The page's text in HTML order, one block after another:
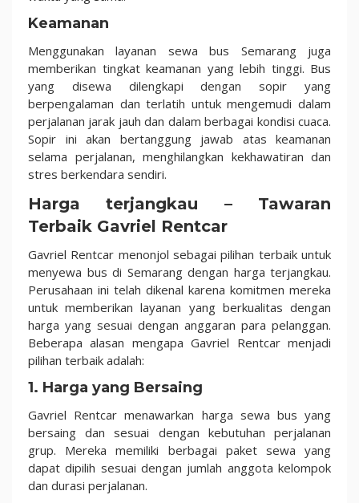
Keamanan
Menggunakan layanan sewa bus Semarang juga
memberikan tingkat keamanan yang lebih tinggi. Bus
yang disewa dilengkapi dengan sopir yang
berpengalaman dan terlatih untuk mengemudi dalam
perjalanan jarak jauh dan dalam berbagai kondisi cuaca.
Sopir ini akan bertanggung jawab atas keamanan
selama perjalanan, menghilangkan kekhawatiran dan
stres berkendara sendiri.
Harga terjangkau – Tawaran
Terbaik Gavriel Rentcar
Gavriel Rentcar menonjol sebagai pilihan terbaik untuk
menyewa bus di Semarang dengan harga terjangkau.
Perusahaan ini telah dikenal karena komitmen mereka
untuk memberikan layanan yang berkualitas dengan
harga yang sesuai dengan anggaran para pelanggan.
Beberapa alasan mengapa Gavriel Rentcar menjadi
pilihan terbaik adalah:
1. Harga yang Bersaing
Gavriel Rentcar menawarkan harga sewa bus yang
bersaing dan sesuai dengan kebutuhan perjalanan
grup. Mereka memiliki berbagai paket sewa yang
dapat dipilih sesuai dengan jumlah anggota kelompok
dan durasi perjalanan.